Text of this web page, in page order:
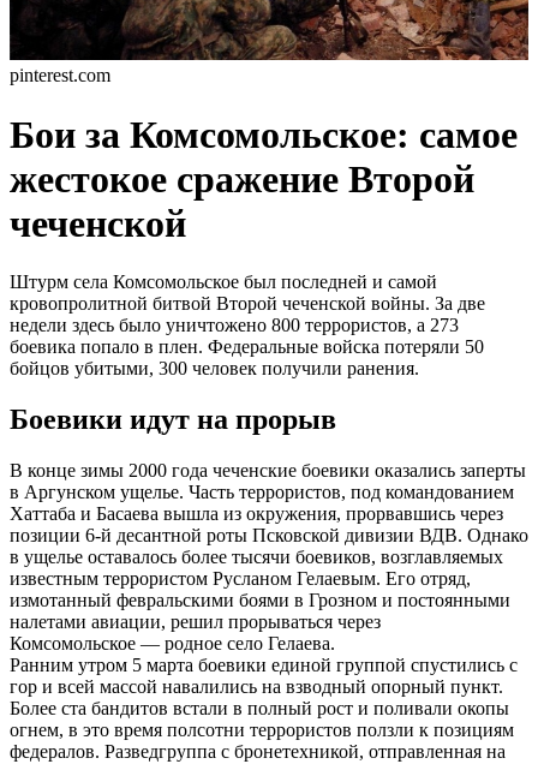
pinterest.com
Бои за Комсомольское: самое
жестокое сражение Второй
чеченской
Штурм села Комсомольское был последней и самой
кровопролитной битвой Второй чеченской войны. За две
недели здесь было уничтожено 800 террористов, а 273
боевика попало в плен. Федеральные войска потеряли 50
бойцов убитыми, 300 человек получили ранения.
Боевики идут на прорыв
В конце зимы 2000 года чеченские боевики оказались заперты
в Аргунском ущелье. Часть террористов, под командованием
Хаттаба и Басаева вышла из окружения, прорвавшись через
позиции 6-й десантной роты Псковской дивизии ВДВ. Однако
в ущелье оставалось более тысячи боевиков, возглавляемых
известным террористом Русланом Гелаевым. Его отряд,
измотанный февральскими боями в Грозном и постоянными
налетами авиации, решил прорываться через
Комсомольское — родное село Гелаева.
Ранним утром 5 марта боевики единой группой спустились с
гор и всей массой навалились на взводный опорный пункт.
Более ста бандитов встали в полный рост и поливали окопы
огнем, в это время полсотни террористов ползли к позициям
федералов. Разведгруппа с бронетехникой, отправленная на